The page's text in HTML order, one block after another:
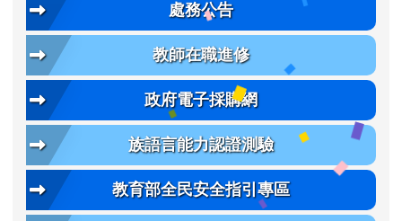
處務公告
教師在職進修
政府電子採購網
族語言能力認證測驗
教育部全民安全指引專區